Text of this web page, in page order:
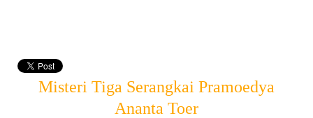
Misteri Tiga Serangkai Pramoedya
Ananta Toer